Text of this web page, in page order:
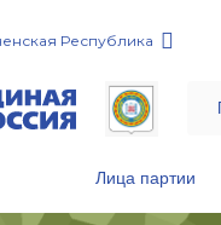
Республика
Лица партии